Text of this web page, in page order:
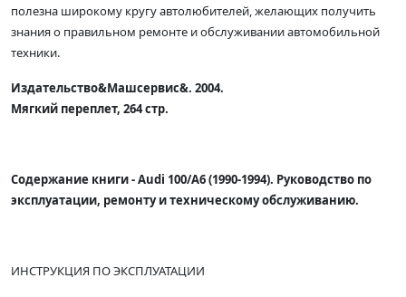
полезна широкому кругу автолюбителей, желающих получить
знания о правильном ремонте и обслуживании автомобильной
техники.
Издательство&Машсервис&. 2004.
Мягкий переплет, 264 стр.
Содержание книги - Audi 100/A6 (1990-1994). Руководство по
эксплуатации, ремонту и техническому обслуживанию.
ИНСТРУКЦИЯ ПО ЭКСПЛУАТАЦИИ